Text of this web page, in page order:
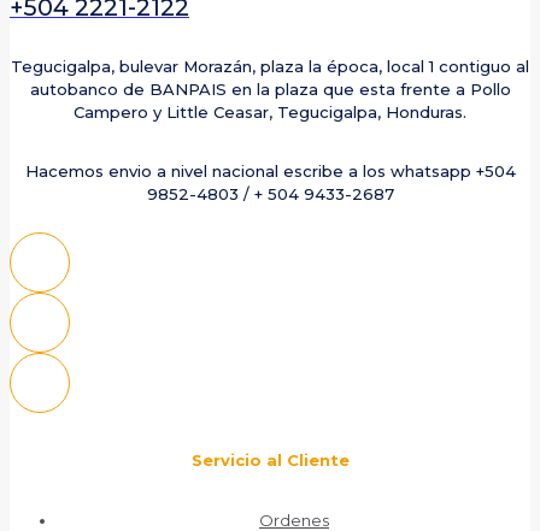
+504 2221-2122
Tegucigalpa, bulevar Morazán, plaza la época, local 1 contiguo al
autobanco de BANPAIS en la plaza que esta frente a Pollo
Campero y Little Ceasar, Tegucigalpa, Honduras.
Hacemos envio a nivel nacional escribe a los whatsapp +504
9852-4803 / + 504 9433-2687
Servicio al Cliente
Ordenes